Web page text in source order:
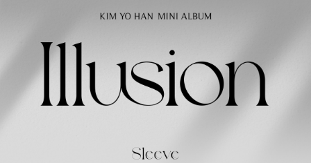
PAYCO 바로구매